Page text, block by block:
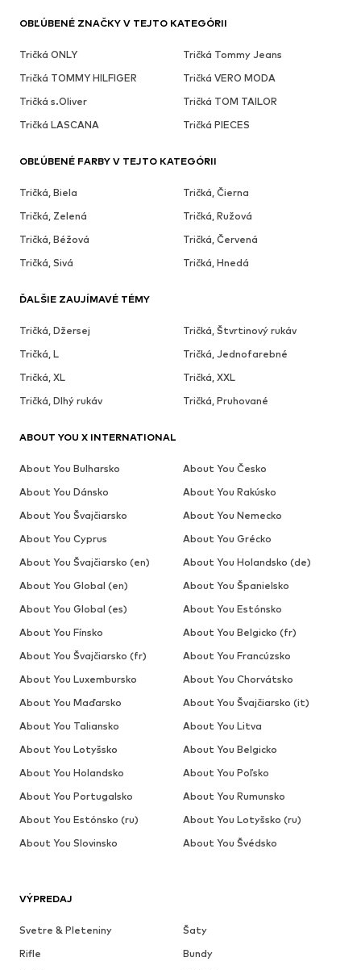
VÝPREDAJ
Svetre & Pleteniny
Šaty
Rifle
Bundy
OBĽÚBENÉ ZNAČKY V TEJTO KATEGÓRII
Tričká ONLY
Tričká Tommy Jeans
Tričká TOMMY HILFIGER
Tričká VERO MODA
Tričká s.Oliver
Tričká TOM TAILOR
Tričká LASCANA
Tričká PIECES
OBĽÚBENÉ FARBY V TEJTO KATEGÓRII
Tričká, Biela
Tričká, Čierna
Tričká, Zelená
Tričká, Ružová
Tričká, Béžová
Tričká, Červená
Tričká, Sivá
Tričká, Hnedá
ĎALŠIE ZAUJÍMAVÉ TÉMY
Tričká, Džersej
Tričká, Štvrtinový rukáv
Tričká, L
Tričká, Jednofarebné
Tričká, XL
Tričká, XXL
Tričká, Dlhý rukáv
Tričká, Pruhované
ABOUT YOU X INTERNATIONAL
About You Bulharsko
About You Česko
About You Dánsko
About You Rakúsko
About You Švajčiarsko
About You Nemecko
About You Cyprus
About You Grécko
About You Švajčiarsko (en)
About You Holandsko (de)
About You Global (en)
About You Španielsko
About You Global (es)
About You Estónsko
About You Fínsko
About You Belgicko (fr)
About You Švajčiarsko (fr)
About You Francúzsko
About You Luxembursko
About You Chorvátsko
About You Maďarsko
About You Švajčiarsko (it)
About You Taliansko
About You Litva
About You Lotyšsko
About You Belgicko
About You Holandsko
About You Poľsko
About You Portugalsko
About You Rumunsko
About You Estónsko (ru)
About You Lotyšsko (ru)
About You Slovinsko
About You Švédsko